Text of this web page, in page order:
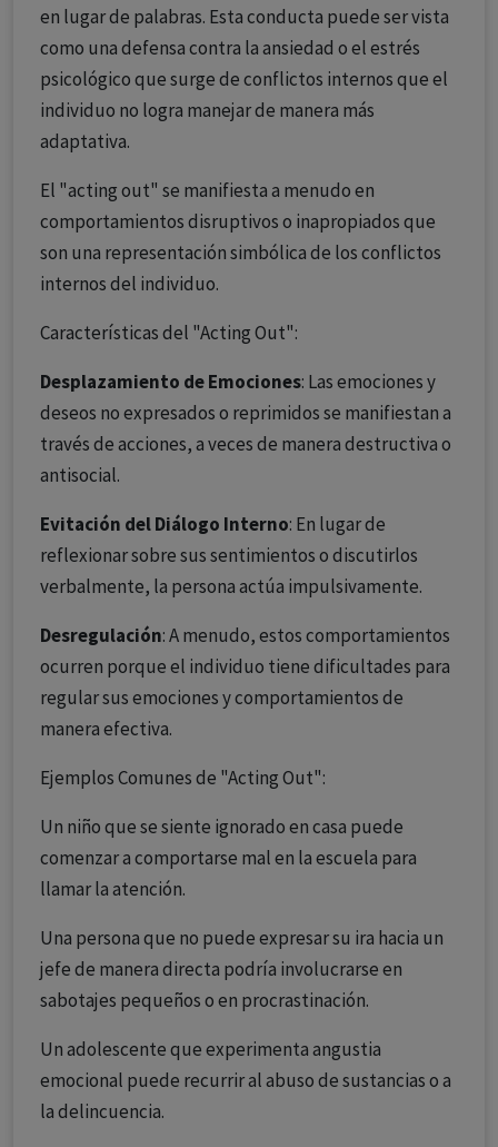
en lugar de palabras. Esta conducta puede ser vista
como una defensa contra la ansiedad o el estrés
psicológico que surge de conflictos internos que el
individuo no logra manejar de manera más
adaptativa.
El "acting out" se manifiesta a menudo en
comportamientos disruptivos o inapropiados que
son una representación simbólica de los conflictos
internos del individuo.
Características del "Acting Out":
Desplazamiento de Emociones: Las emociones y
deseos no expresados o reprimidos se manifiestan a
través de acciones, a veces de manera destructiva o
antisocial.
Evitación del Diálogo Interno: En lugar de
reflexionar sobre sus sentimientos o discutirlos
verbalmente, la persona actúa impulsivamente.
Desregulación: A menudo, estos comportamientos
ocurren porque el individuo tiene dificultades para
regular sus emociones y comportamientos de
manera efectiva.
Ejemplos Comunes de "Acting Out":
Un niño que se siente ignorado en casa puede
comenzar a comportarse mal en la escuela para
llamar la atención.
Una persona que no puede expresar su ira hacia un
jefe de manera directa podría involucrarse en
sabotajes pequeños o en procrastinación.
Un adolescente que experimenta angustia
emocional puede recurrir al abuso de sustancias o a
la delincuencia.